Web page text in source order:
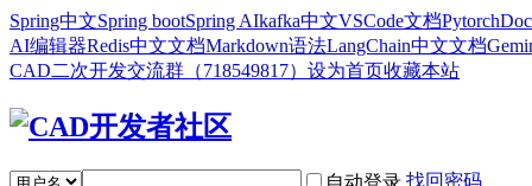
Spring中文Spring bootSpring AIkafka中文VSCode文档Pytorch
AI编辑器Redis中文文档Markdown语法LangChain中文文档
CAD二次开发交流群（718549817） 设为首页收藏本站
自动登录 找回密码